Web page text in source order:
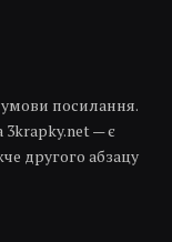
умови посилання.
3krapky.net — є
другого абзацу